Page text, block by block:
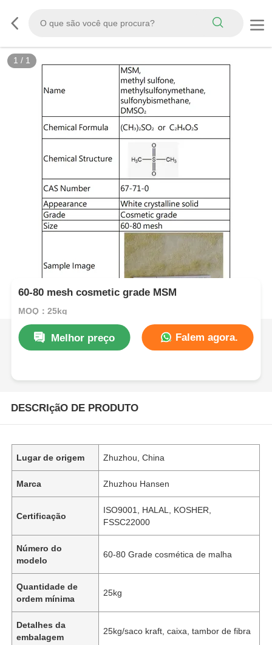
1 / 1
60-80 mesh cosmetic grade MSM
MOQ：25kg
Melhor preço Falem agora.
DESCRIçãO DE PRODUTO
Lugar de origem Zhuzhou, China
Marca Zhuzhou Hansen
Certificação
ISO9001, HALAL, KOSHER,
FSSC22000
Número do
modelo
60-80 Grade cosmética de malha
Quantidade de
ordem mínima
25kg
Detalhes da
embalagem
25kg/saco kraft, caixa, tambor de fibra